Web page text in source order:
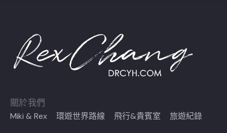
關於我們
Miki & Rex 環遊世界路線 飛行&貴賓室 旅遊紀錄